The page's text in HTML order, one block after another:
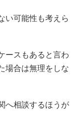
い可能性も考えら
ースもあると言わ
場合は無理をしな
へ相談するほうが